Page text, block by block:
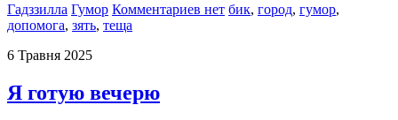
Гадззилла Гумор Комментариев нет бик, город, гумор,
допомога, зять, теща
6 Травня 2025
Я готую вечерю